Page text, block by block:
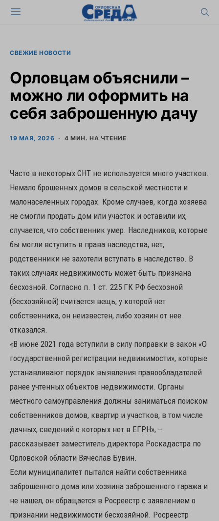
СВЕЖИЕ НОВОСТИ
Орловцам объяснили –
можно ли оформить на
себя заброшенную дачу
19 МАЯ, 2026 4 МИН. НА ЧТЕНИЕ
Часто в некоторых СНТ не используется много участков.
Немало брошенных домов в сельской местности и
малонаселенных городах. Кроме случаев, когда хозяева
не смогли продать дом или участок и оставили их,
случается, что собственник умер. Наследников, которые
бы могли вступить в права наследства, нет,
родственники не захотели вступать в наследство. В
таких случаях недвижимость может быть признана
бесхозной. Согласно п. 1 ст. 225 ГК РФ бесхозной
(бесхозяйной) считается вещь, у которой нет
собственника, он неизвестен, либо хозяин от нее
отказался.
«В июне 2021 года вступили в силу поправки в закон «О
государственной регистрации недвижимости», которые
устанавливают порядок выявления правообладателей
ранее учтенных объектов недвижимости. Органы
местного самоуправления должны заниматься поиском
собственников домов, квартир и участков, в том числе
дачных, сведений о которых нет в ЕГРН», –
рассказывает заместитель директора Роскадастра по
Орловской области Вячеслав Бувин.
Если муниципалитет пытался найти собственника
заброшенного дома или хозяина заброшенного гаража и
не нашел, он обращается в Росреестр с заявлением о
признании недвижимости бесхозяйной. Росреестр